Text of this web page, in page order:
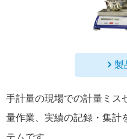
製
手計量の現場での計量ミス
量作業、実績の記録・集計
テムです。